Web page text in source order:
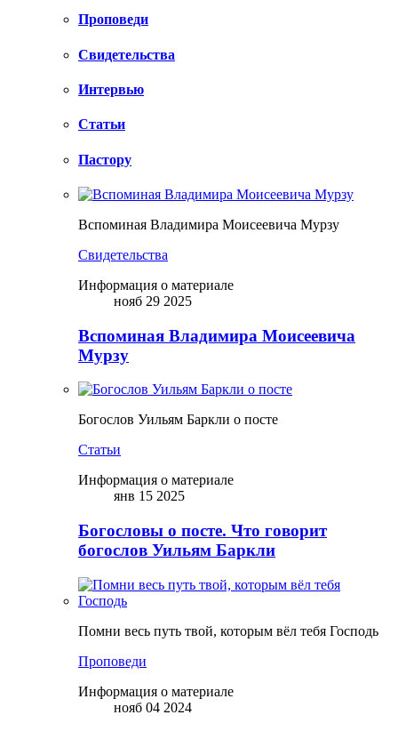
Проповеди
Свидетельства
Интервью
Статьи
Пастору
Вспоминая Владимира Моисеевича Мурзу
Свидетельства
Информация о материале
нояб 29 2025
Вспоминая Владимира Моисеевича
Мурзу
Богослов Уильям Баркли о посте
Статьи
Информация о материале
янв 15 2025
Богословы о посте. Что говорит
богослов Уильям Баркли
Помни весь путь твой, которым вёл тебя Господь
Проповеди
Информация о материале
нояб 04 2024